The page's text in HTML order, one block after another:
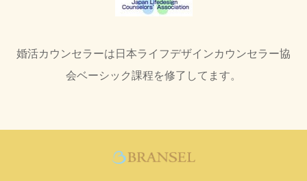
婚活カウンセラーは日本ライフデザインカウンセラー協
会ベーシック課程を修了してます。